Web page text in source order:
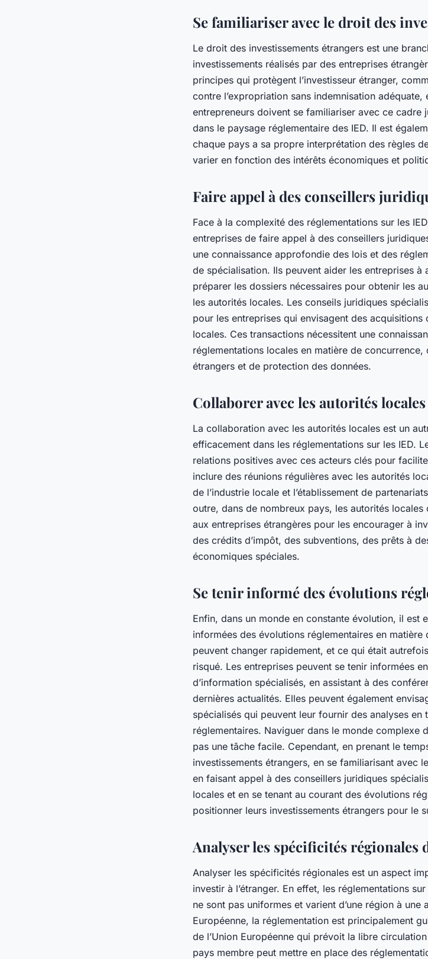
Se familiariser avec le droit des
Le droit des investissements étrangers est une
investissements réalisés par des entreprises
principes qui protègent l’investisseur étranger,
contre l’expropriation sans indemnisation
entrepreneurs doivent se familiariser avec ce
dans le paysage réglementaire des IED. Il est
chaque pays a sa propre interprétation des règles
varier en fonction des intérêts économiques et
Faire appel à des conseillers
Face à la complexité des réglementations sur les
entreprises de faire appel à des conseillers
une connaissance approfondie des lois et des
de spécialisation. Ils peuvent aider les entreprises
préparer les dossiers nécessaires pour obtenir les
les autorités locales. Les conseils juridiques
pour les entreprises qui envisagent des
locales. Ces transactions nécessitent une
réglementations locales en matière de
étrangers et de protection des données.
Collaborer avec les autorités locales
La collaboration avec les autorités locales est un
efficacement dans les réglementations sur les IED.
relations positives avec ces acteurs clés pour
inclure des réunions régulières avec les autorités
de l’industrie locale et l’établissement de
outre, dans de nombreux pays, les autorités
aux entreprises étrangères pour les encourager à
des crédits d’impôt, des subventions, des prêts à
économiques spéciales.
Se tenir informé des évolutions
Enfin, dans un monde en constante évolution, il est
informées des évolutions réglementaires en matière
peuvent changer rapidement, et ce qui était
risqué. Les entreprises peuvent se tenir informées
d’information spécialisés, en assistant à des
dernières actualités. Elles peuvent également
spécialisés qui peuvent leur fournir des analyses en
réglementaires. Naviguer dans le monde complexe
pas une tâche facile. Cependant, en prenant le
investissements étrangers, en se familiarisant avec
en faisant appel à des conseillers juridiques
locales et en se tenant au courant des évolutions
positionner leurs investissements étrangers pour le
Analyser les spécificités régionales
Analyser les spécificités régionales est un aspect
investir à l’étranger. En effet, les réglementations
ne sont pas uniformes et varient d’une région à une
Européenne, la réglementation est principalement
de l’Union Européenne qui prévoit la libre
pays membre peut mettre en place des